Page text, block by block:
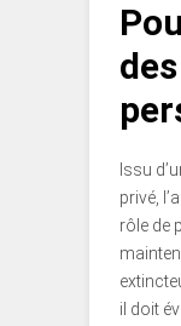
Issu
privé,
rôle de
il doit